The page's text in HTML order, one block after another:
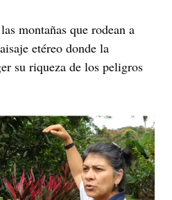
montañas que rodean a
etéreo donde la
su riqueza de los peligros